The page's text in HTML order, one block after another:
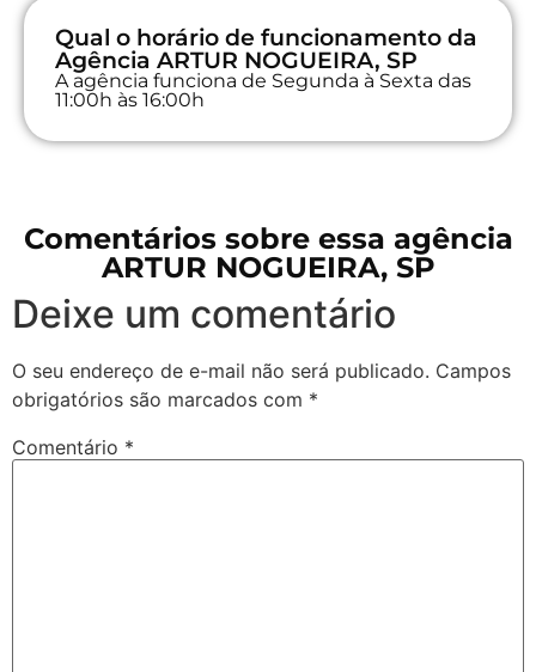
Qual o horário de funcionamento da
Agência ARTUR NOGUEIRA, SP
A agência funciona de Segunda à Sexta das
11:00h às 16:00h
Comentários sobre essa agência
ARTUR NOGUEIRA, SP
Deixe um comentário
O seu endereço de e-mail não será publicado. Campos
obrigatórios são marcados com *
Comentário *